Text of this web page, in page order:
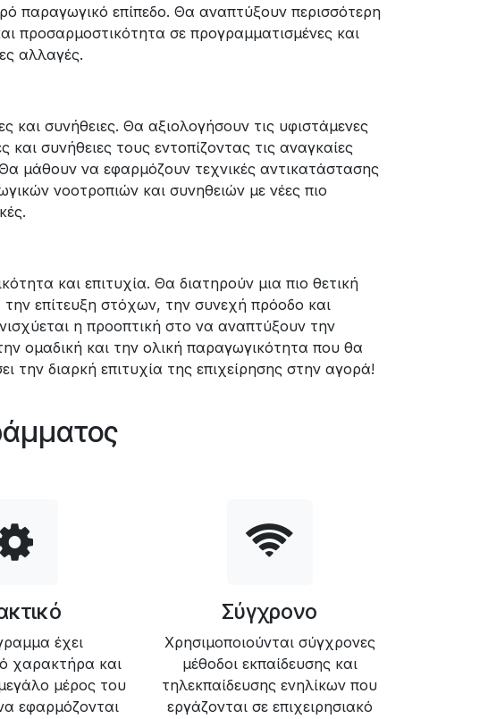
παραγωγικό επίπεδο. Θα αναπτύξουν περισσότερη
προσαρμοστικότητα σε προγραμματισμένες και
αλλαγές.
και συνήθειες. Θα αξιολογήσουν τις υφιστάμενες
και συνήθειες τους εντοπίζοντας τις αναγκαίες
μάθουν να εφαρμόζουν τεχνικές αντικατάστασης
νοοτροπιών και συνηθειών με νέες πιο
και επιτυχία. Θα διατηρούν μια πιο θετική
την επίτευξη στόχων, την συνεχή πρόοδο και
η προοπτική στο να αναπτύξουν την
ομαδική και την ολική παραγωγικότητα που θα
την διαρκή επιτυχία της επιχείρησης στην αγορά!
έχει
χαρακτήρα και
μέρος του
εφαρμόζονται
Σύγχρονο
Χρησιμοποιούνται σύγχρονες
μέθοδοι εκπαίδευσης και
τηλεκπαίδευσης ενηλίκων που
εργάζονται σε επιχειρησιακό